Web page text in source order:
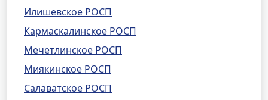
Илишевское РОСП
Кармаскалинское РОСП
Мечетлинское РОСП
Миякинское РОСП
Салаватское РОСП